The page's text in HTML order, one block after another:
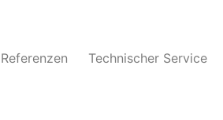
Referenzen Technischer Service